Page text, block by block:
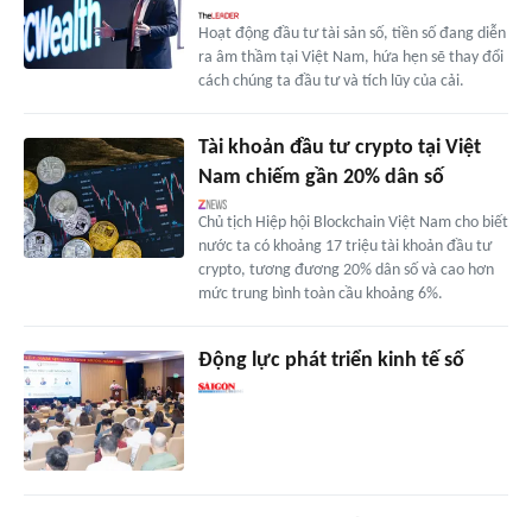
Hoạt động đầu tư tài sản số, tiền số đang diễn
ra âm thầm tại Việt Nam, hứa hẹn sẽ thay đổi
cách chúng ta đầu tư và tích lũy của cải.
Tài khoản đầu tư crypto tại Việt
Nam chiếm gần 20% dân số
Chủ tịch Hiệp hội Blockchain Việt Nam cho biết
nước ta có khoảng 17 triệu tài khoản đầu tư
crypto, tương đương 20% dân số và cao hơn
mức trung bình toàn cầu khoảng 6%.
Động lực phát triển kinh tế số